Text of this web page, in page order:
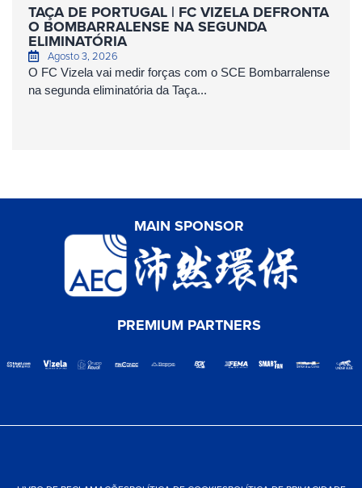
TAÇA DE PORTUGAL | FC VIZELA DEFRONTA
O BOMBARRALENSE NA SEGUNDA
ELIMINATÓRIA
Agosto 3, 2026
O FC Vizela vai medir forças com o SCE Bombarralense
na segunda eliminatória da Taça...
MAIN SPONSOR
PREMIUM PARTNERS